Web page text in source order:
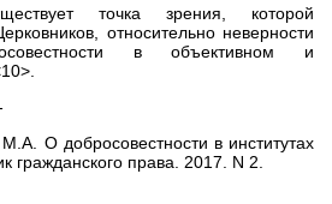
точка зрения, которой
относительно неверности
в объективном и
О добросовестности в институтах
гражданского права. 2017. N 2.